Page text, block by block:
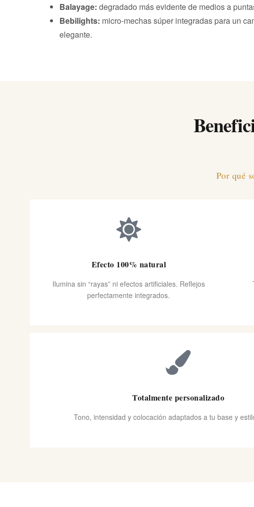
Balayage: degradado más evidente de medios a
Bebilights: micro-mechas súper integradas para un
elegante.
Por qué
Efecto 100% natural
Ilumina sin “rayas” ni efectos artificiales. Reflejos
perfectamente integrados.
Totalmente personalizado
Tono, intensidad y colocación adaptados a tu base y